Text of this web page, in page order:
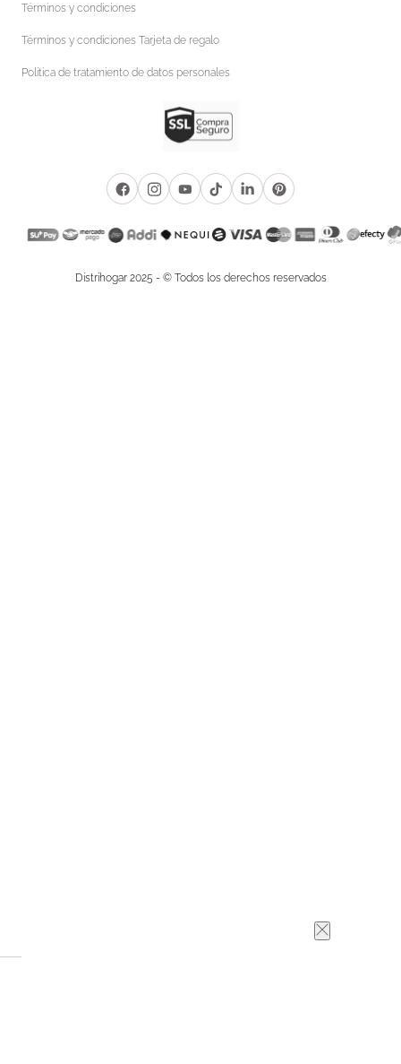
Términos y condiciones
Términos y condiciones Tarjeta de regalo
Política de tratamiento de datos personales
Distrihogar 2025 - © Todos los derechos reservados